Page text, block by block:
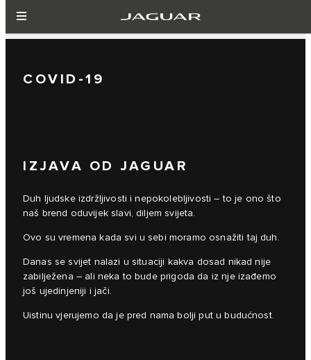
COVID-19
IZJAVA OD JAGUAR
Duh ljudske izdržljivosti i nepokolebljivosti – to je ono što
naš brend oduvijek slavi, diljem svijeta.
Ovo su vremena kada svi u sebi moramo osnažiti taj duh.
Danas se svijet nalazi u situaciji kakva dosad nikad nije
zabilježena – ali neka to bude prigoda da iz nje izađemo
još ujedinjeniji i jači.
Uistinu vjerujemo da je pred nama bolji put u budućnost.